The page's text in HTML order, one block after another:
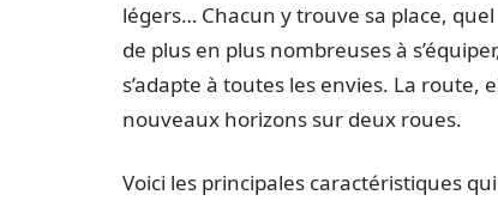
légers… Chacun y trouve sa place,
de plus en plus nombreuses à
s’adapte à toutes les envies. La
nouveaux horizons sur deux roues.
Voici les principales caractéristiques